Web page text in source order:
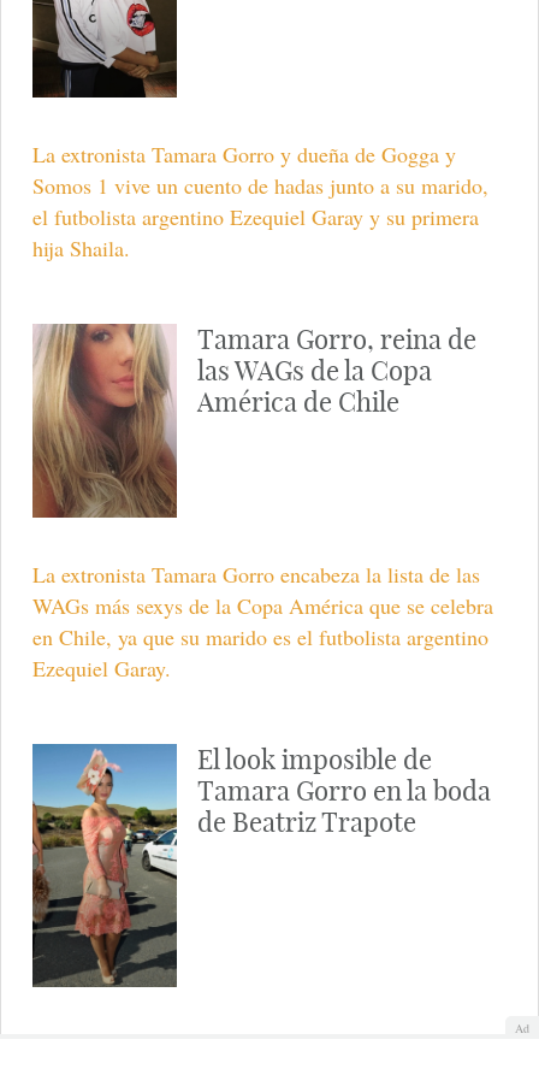
La extronista Tamara Gorro y dueña de Gogga y
Somos 1 vive un cuento de hadas junto a su marido,
el futbolista argentino Ezequiel Garay y su primera
hija Shaila.
Tamara Gorro, reina de
las WAGs de la Copa
América de Chile
La extronista Tamara Gorro encabeza la lista de las
WAGs más sexys de la Copa América que se celebra
en Chile, ya que su marido es el futbolista argentino
Ezequiel Garay.
El look imposible de
Tamara Gorro en la boda
de Beatriz Trapote
Ad